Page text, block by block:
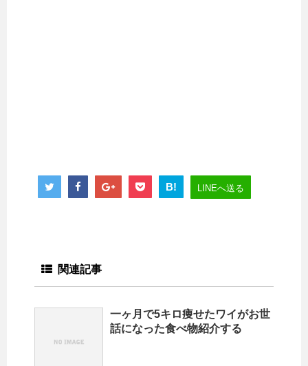
B! LINEへ送る
関連記事
一ヶ月で5キロ痩せたワイがお世
話になった食べ物紹介する